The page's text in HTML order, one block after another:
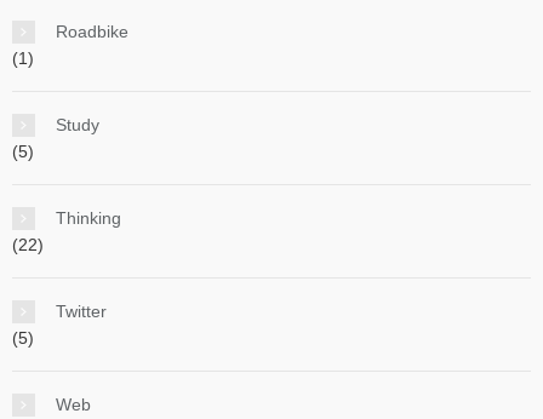
Roadbike
(1)
Study
(5)
Thinking
(22)
Twitter
(5)
Web